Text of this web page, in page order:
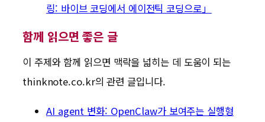
링: 바이브 코딩에서 에이전틱 코딩으로」
함께 읽으면 좋은 글
이 주제와 함께 읽으면 맥락을 넓히는 데 도움이 되는
thinknote.co.kr의 관련 글입니다.
AI agent 변화: OpenClaw가 보여주는 실행형